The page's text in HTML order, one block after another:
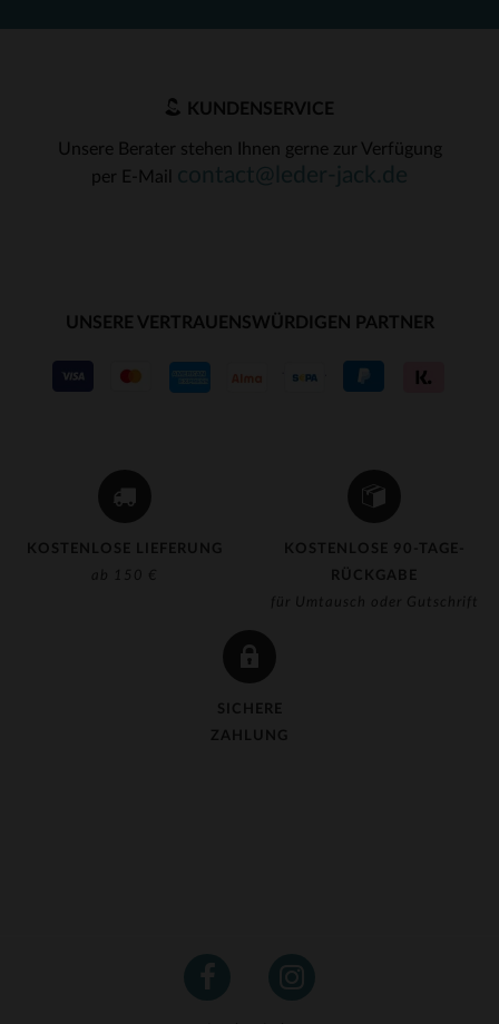
KOSTENLOSE LIEFERUNG
ab 150 €
KOSTENLOSE 90-TAGE-
RÜCKGABE
für Umtausch oder Gutschrift
SICHERE
ZAHLUNG
KUNDENSERVICE
Unsere Berater stehen Ihnen gerne zur Verfügung
per E-Mail
UNSERE VERTRAUENSWÜRDIGEN PARTNER